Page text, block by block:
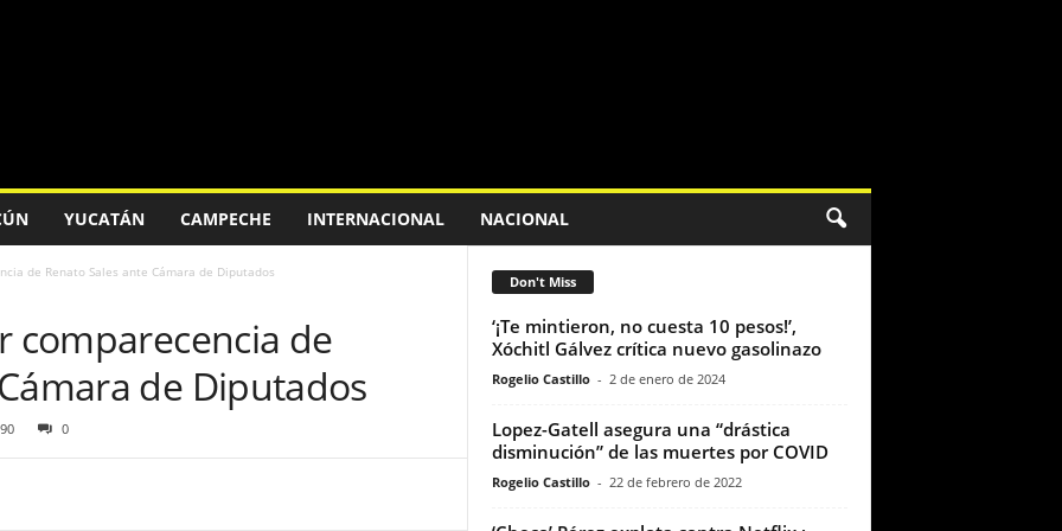
YUCATÁN CAMPECHE INTERNACIONAL NACIONAL
de Renato Sales ante Cámara de Diputados
comparecencia de
de Diputados
0
Don't Miss
‘¡Te mintieron, no cuesta 10 pesos!’,
Xóchitl Gálvez crítica nuevo gasolinazo
Rogelio Castillo - 2 de enero de 2024
Lopez-Gatell asegura una “drástica
disminución” de las muertes por COVID
Rogelio Castillo - 22 de febrero de 2022